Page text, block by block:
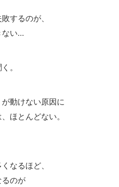
するのが、
ない…
。
が動けない原因に
ほとんどない。
なるほど、
のが